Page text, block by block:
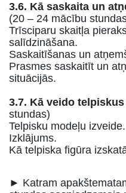
3.6. Kā saskaita un
(20 – 24 mācību
Trīsciparu skaitļa
salīdzināšana.
Saskaitīšanas un
Prasmes saskaitīt un
situācijās.
3.7. Kā veido
stundas)
Telpisku modeļu izveide.
Izklājums.
Kā telpiska figūra
► Katram